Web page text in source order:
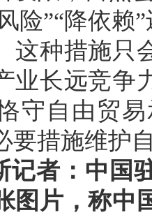
险”“降依赖
这种措施只
业长远竞争
守自由贸
要措施维护
记者：中国
图片，称中